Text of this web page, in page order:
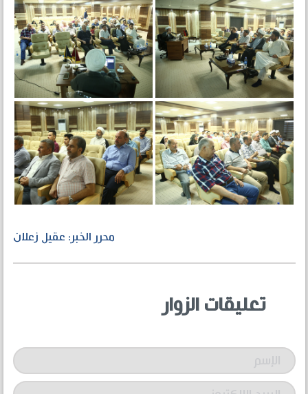
محرر الخبر: عقيل زعلان
تعليقات الزوار